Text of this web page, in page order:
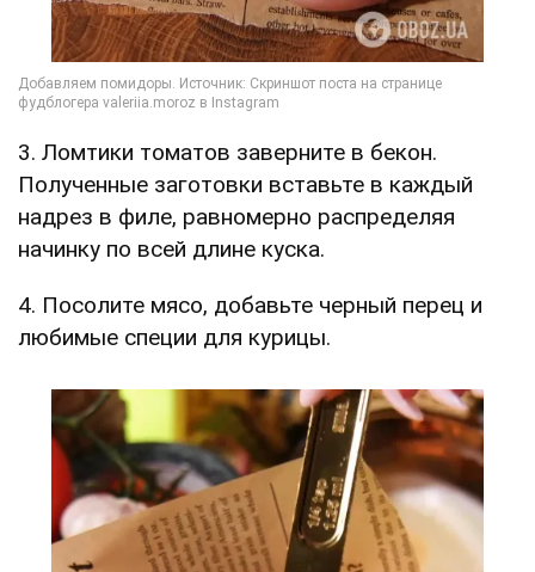
3. Ломтики томатов заверните в бекон.
Полученные заготовки вставьте в каждый
надрез в филе, равномерно распределяя
начинку по всей длине куска.
4. Посолите мясо, добавьте черный перец и
любимые специи для курицы.